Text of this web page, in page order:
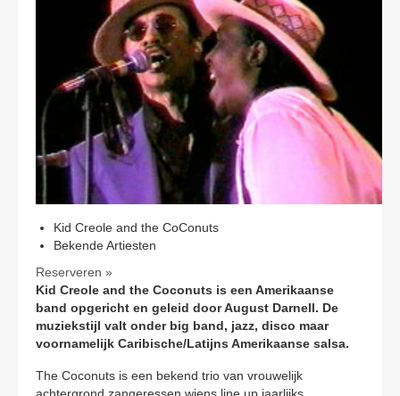
BEKENDE ARTIESTEN
PROFIEL
CONTACT
Kid Creole and the CoConuts
Bekende Artiesten
Reserveren »
Kid Creole and the Coconuts is een Amerikaanse
band opgericht en geleid door August Darnell. De
muziekstijl valt onder big band, jazz, disco maar
voornamelijk Caribische/Latijns Amerikaanse salsa.
The Coconuts is een bekend trio van vrouwelijk